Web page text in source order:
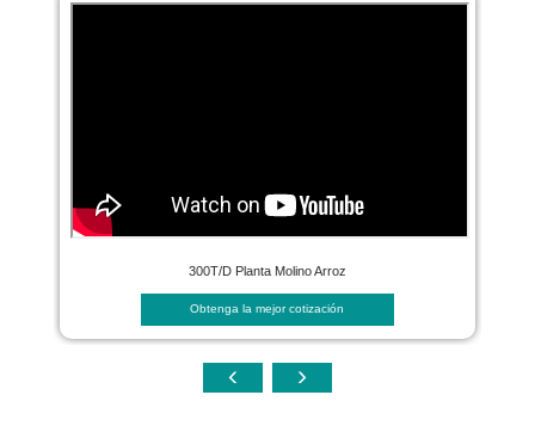
300T/D Planta Molino Arroz
Obtenga la mejor cotización